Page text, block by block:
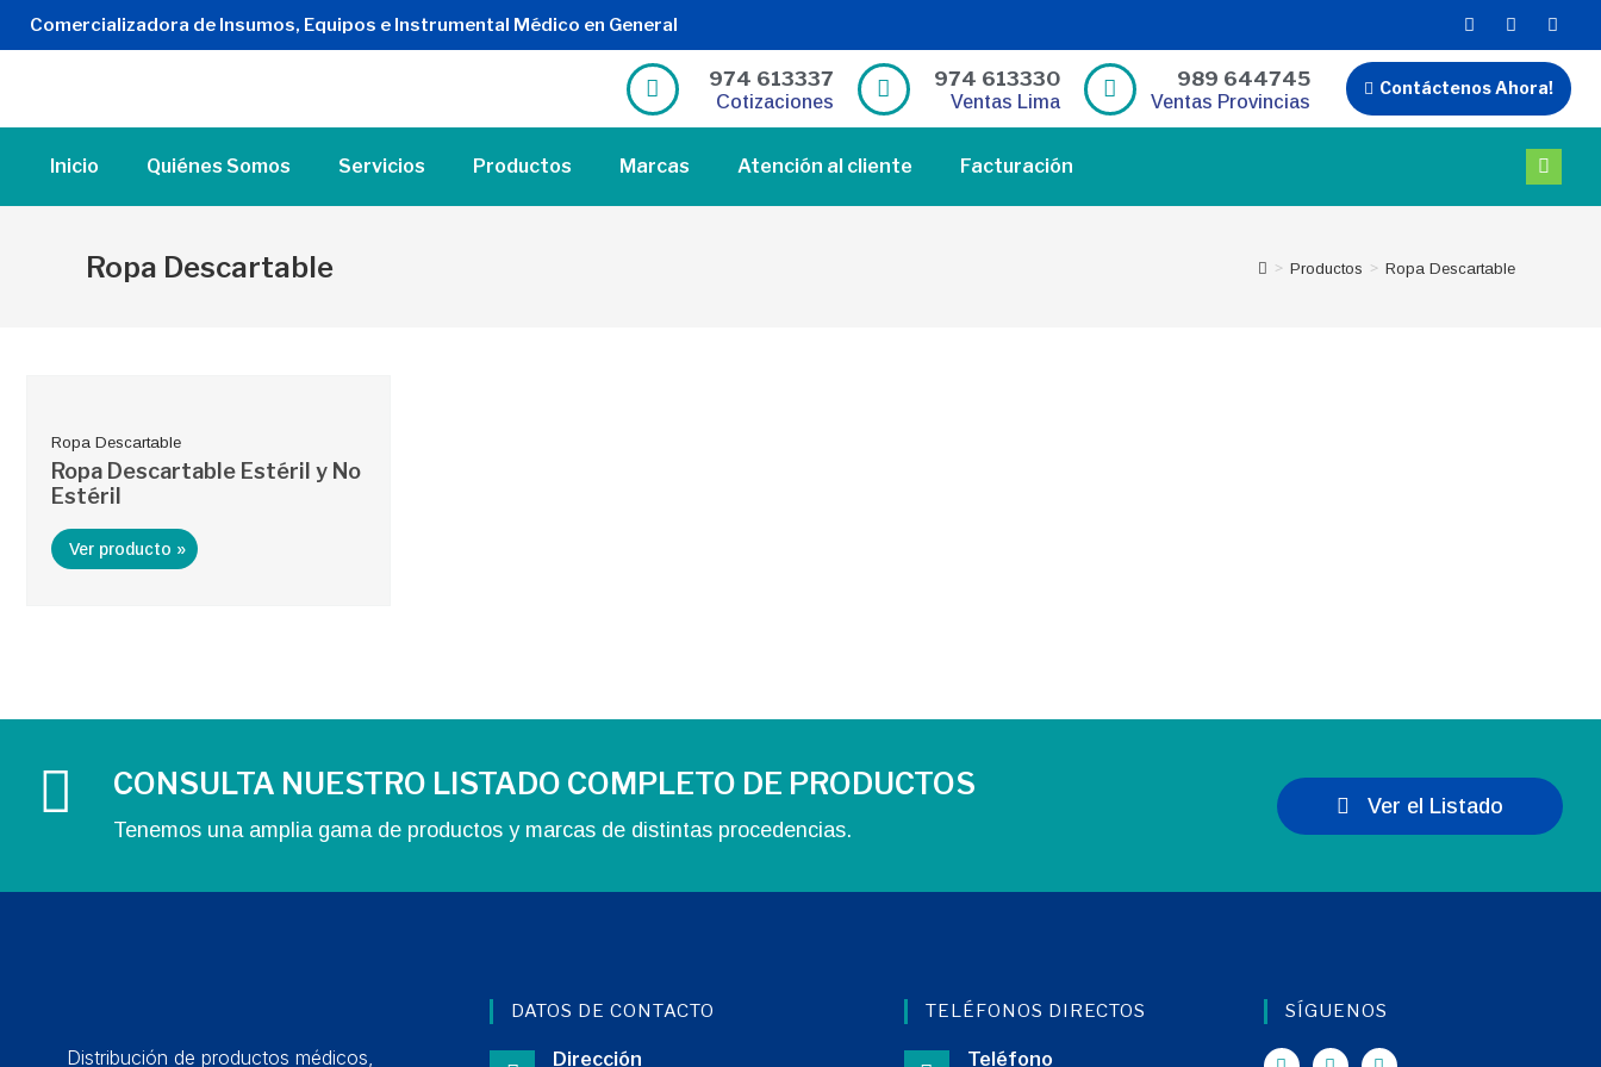
Comercializadora de Insumos, Equipos e Instrumental Médico en General
974 613337
Cotizaciones
974 613330
Ventas Lima
989 644745
Ventas Provincias
Contáctenos Ahora!
Inicio Quiénes Somos Servicios Productos Marcas Atención al cliente Facturación
Ropa Descartable > Productos > Ropa Descartable
Ropa Descartable
Ropa Descartable Estéril y No
Estéril
Ver producto »
CONSULTA NUESTRO LISTADO COMPLETO DE PRODUCTOS
Tenemos una amplia gama de productos y marcas de distintas procedencias.
Ver el Listado
Distribución de productos médicos,
DATOS DE CONTACTO
Dirección
TELÉFONOS DIRECTOS
Teléfono
SÍGUENOS